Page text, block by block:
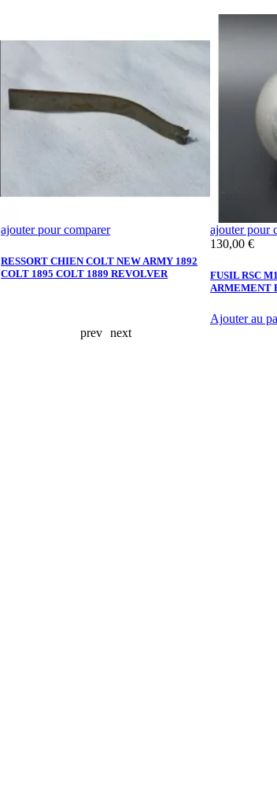
ajouter pour comparer
RESSORT CHIEN COLT NEW ARMY 1892
COLT 1895 COLT 1889 REVOLVER
ajouter pour
Prix
130,00 €
FUSIL RSC
ARMEMENT
Ajouter au
prev
next